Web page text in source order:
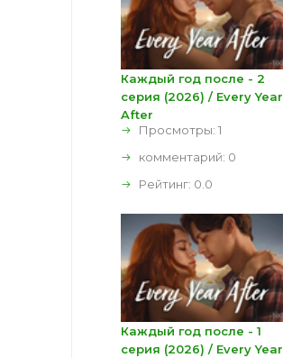
Каждый год после - 2
серия (2026) / Every Year
After
Просмотры: 1
комментарий: 0
Рейтинг: 0.0
Каждый год после - 1
серия (2026) / Every Year